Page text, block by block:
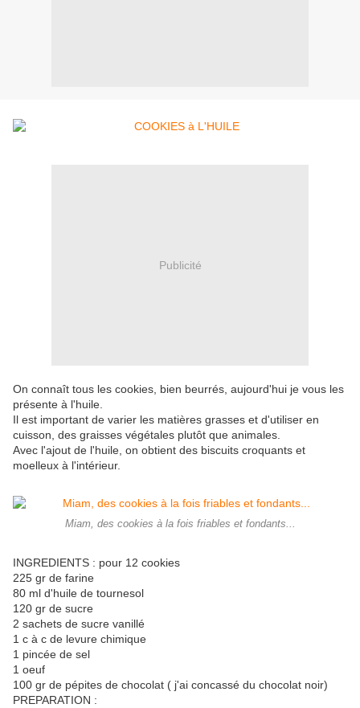
Publicité
On connaît tous les cookies, bien beurrés, aujourd'hui je vous les
présente à l'huile.
Il est important de varier les matières grasses et d'utiliser en
cuisson, des graisses végétales plutôt que animales.
Avec l'ajout de l'huile, on obtient des biscuits croquants et
moelleux à l'intérieur.
Miam, des cookies à la fois friables et fondants...
INGREDIENTS : pour 12 cookies
225 gr de farine
80 ml d'huile de tournesol
120 gr de sucre
2 sachets de sucre vanillé
1 c à c de levure chimique
1 pincée de sel
1 oeuf
100 gr de pépites de chocolat ( j'ai concassé du chocolat noir)
PREPARATION :